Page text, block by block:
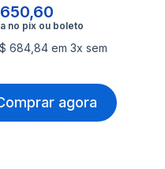
684,84 em 3x sem
agora